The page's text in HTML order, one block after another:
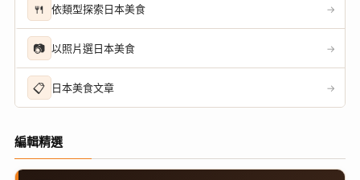
🍴 依類型探索日本美食 →
📷 以照片選日本美食 →
📋 日本美食文章 →
編輯精選